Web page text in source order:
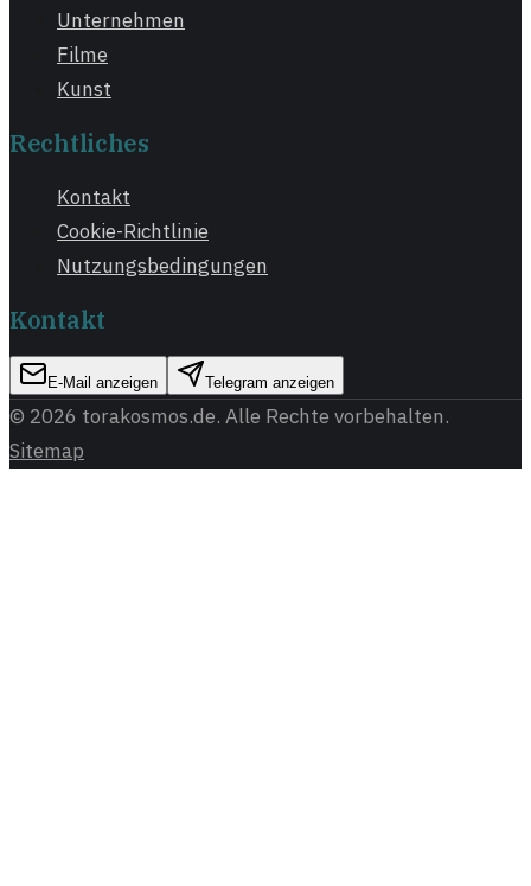
Unternehmen
Filme
Kunst
Rechtliches
Kontakt
Cookie-Richtlinie
Nutzungsbedingungen
Kontakt
E-Mail anzeigen Telegram anzeigen
© 2026 torakosmos.de. Alle Rechte vorbehalten.
Sitemap